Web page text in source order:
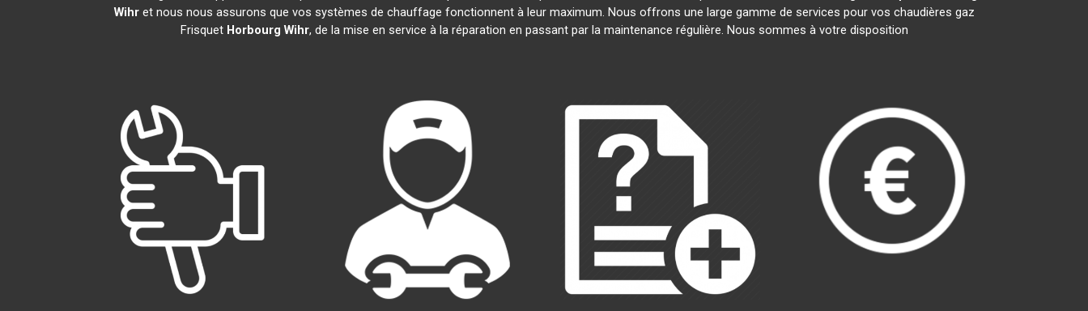
Wihret nous nous assurons que vos systèmes de chauffage fonctionnent à leur maximum. Nous offrons une large gamme de services pour vos chaudières gaz
Frisquet Horbourg Wihr, de la mise en service à la réparation en passant par la maintenance régulière. Nous sommes à votre disposition